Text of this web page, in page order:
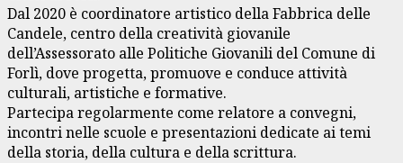
Dal 2020 è coordinatore artistico della Fabbrica delle
Candele, centro della creatività giovanile
dell’Assessorato alle Politiche Giovanili del Comune di
Forlì, dove progetta, promuove e conduce attività
culturali, artistiche e formative.
Partecipa regolarmente come relatore a convegni,
incontri nelle scuole e presentazioni dedicate ai temi
della storia, della cultura e della scrittura.